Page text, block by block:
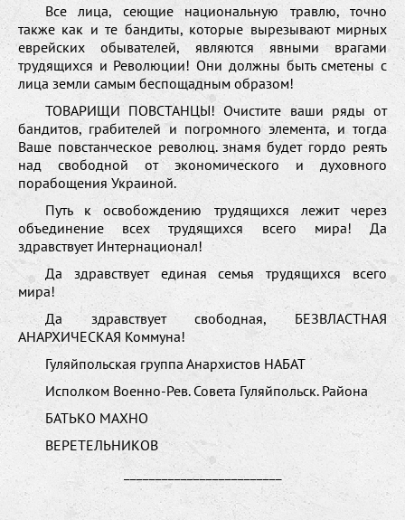
Все лица, сеющие национальную травлю, точно
также как и те бандиты, которые вырезывают мирных
еврейских обывателей, являются явными врагами
трудящихся и Революции! Они должны быть сметены с
лица земли самым беспощадным образом!
ТОВАРИЩИ ПОВСТАНЦЫ! Очистите ваши ряды от
бандитов, грабителей и погромного элемента, и тогда
Ваше повстанческое революц. знамя будет гордо реять
над свободной от экономического и духовного
порабощения Украиной.
Путь к освобождению трудящихся лежит через
объединение всех трудящихся всего мира! Да
здравствует Интернационал!
Да здравствует единая семья трудящихся всего
мира!
Да здравствует свободная, БЕЗВЛАСТНАЯ
АНАРХИЧЕСКАЯ Коммуна!
Гуляйпольская группа Анархистов НАБАТ
Исполком Военно-Рев. Совета Гуляйпольск. Района
БАТЬКО МАХНО
ВЕРЕТЕЛЬНИКОВ
_________________________